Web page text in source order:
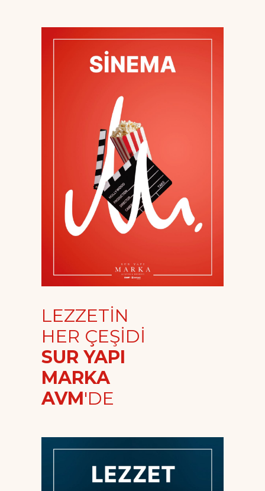
LEZZETİN
HER ÇEŞİDİ
SUR YAPI
MARKA
AVM'DE